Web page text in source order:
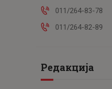
011/264-83-78
011/264-82-89
Редакција